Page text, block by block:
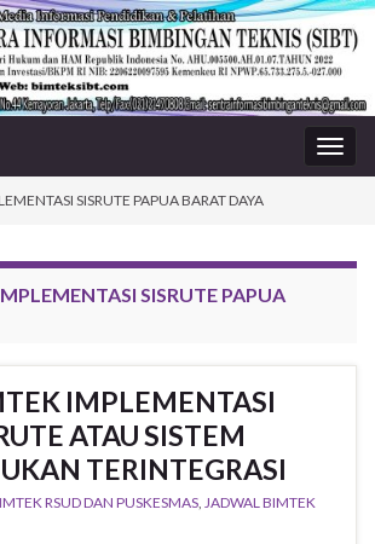
SISRUTE PAPUA BARAT DAYA
SISRUTE PAPUA
IMPLEMENTASI
ATAU SISTEM
TERINTEGRASI
RSUD DAN PUSKESMAS, JADWAL BIMTEK